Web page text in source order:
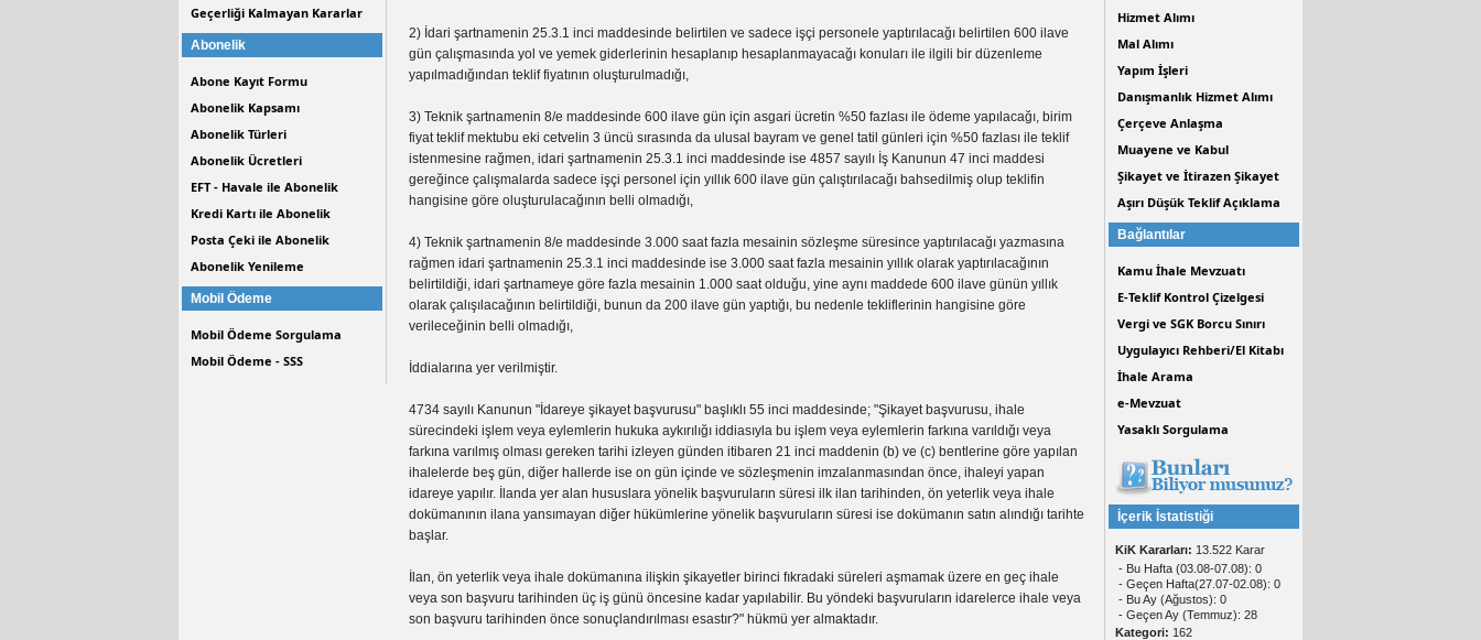
Geçerliği Kalmayan Kararlar
Abonelik
Abone Kayıt Formu
Abonelik Kapsamı
Abonelik Türleri
Abonelik Ücretleri
EFT - Havale ile Abonelik
Kredi Kartı ile Abonelik
Posta Çeki ile Abonelik
Abonelik Yenileme
Mobil Ödeme
Mobil Ödeme Sorgulama
Mobil Ödeme - SSS
2) İdari şartnamenin 25.3.1 inci maddesinde belirtilen ve sadece işçi personele yaptırılacağı belirtilen 600 ilave
gün çalışmasında yol ve yemek giderlerinin hesaplanıp hesaplanmayacağı konuları ile ilgili bir düzenleme
yapılmadığından teklif fiyatının oluşturulmadığı,
3) Teknik şartnamenin 8/e maddesinde 600 ilave gün için asgari ücretin %50 fazlası ile ödeme yapılacağı, birim
fiyat teklif mektubu eki cetvelin 3 üncü sırasında da ulusal bayram ve genel tatil günleri için %50 fazlası ile teklif
istenmesine rağmen, idari şartnamenin 25.3.1 inci maddesinde ise 4857 sayılı İş Kanunun 47 inci maddesi
gereğince çalışmalarda sadece işçi personel için yıllık 600 ilave gün çalıştırılacağı bahsedilmiş olup teklifin
hangisine göre oluşturulacağının belli olmadığı,
4) Teknik şartnamenin 8/e maddesinde 3.000 saat fazla mesainin sözleşme süresince yaptırılacağı yazmasına
rağmen idari şartnamenin 25.3.1 inci maddesinde ise 3.000 saat fazla mesainin yıllık olarak yaptırılacağının
belirtildiği, idari şartnameye göre fazla mesainin 1.000 saat olduğu, yine aynı maddede 600 ilave günün yıllık
olarak çalışılacağının belirtildiği, bunun da 200 ilave gün yaptığı, bu nedenle tekliflerinin hangisine göre
verileceğinin belli olmadığı,
İddialarına yer verilmiştir.
4734 sayılı Kanunun "İdareye şikayet başvurusu" başlıklı 55 inci maddesinde; "Şikayet başvurusu, ihale
sürecindeki işlem veya eylemlerin hukuka aykırılığı iddiasıyla bu işlem veya eylemlerin farkına varıldığı veya
farkına varılmış olması gereken tarihi izleyen günden itibaren 21 inci maddenin (b) ve (c) bentlerine göre yapılan
ihalelerde beş gün, diğer hallerde ise on gün içinde ve sözleşmenin imzalanmasından önce, ihaleyi yapan
idareye yapılır. İlanda yer alan hususlara yönelik başvuruların süresi ilk ilan tarihinden, ön yeterlik veya ihale
dokümanının ilana yansımayan diğer hükümlerine yönelik başvuruların süresi ise dokümanın satın alındığı tarihte
başlar.
İlan, ön yeterlik veya ihale dokümanına ilişkin şikayetler birinci fıkradaki süreleri aşmamak üzere en geç ihale
veya son başvuru tarihinden üç iş günü öncesine kadar yapılabilir. Bu yöndeki başvuruların idarelerce ihale veya
son başvuru tarihinden önce sonuçlandırılması esastır?" hükmü yer almaktadır.
Hizmet Alımı
Mal Alımı
Yapım İşleri
Danışmanlık Hizmet Alımı
Çerçeve Anlaşma
Muayene ve Kabul
Şikayet ve İtirazen Şikayet
Aşırı Düşük Teklif Açıklama
Bağlantılar
Kamu İhale Mevzuatı
E-Teklif Kontrol Çizelgesi
Vergi ve SGK Borcu Sınırı
Uygulayıcı Rehberi/El Kitabı
İhale Arama
e-Mevzuat
Yasaklı Sorgulama
İçerik İstatistiği
KiK Kararları: 13.522 Karar
- Bu Hafta (03.08-07.08): 0
- Geçen Hafta(27.07-02.08): 0
- Bu Ay (Ağustos): 0
- Geçen Ay (Temmuz): 28
Kategori: 162